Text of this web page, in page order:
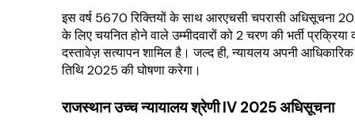
इस वर्ष 5670 रिक्तियों के साथ आरएचसी चपरासी अधिसूचना
के लिए चयनित होने वाले उम्मीदवारों को 2 चरण की भर्ती प्रक्रिया
दस्तावेज़ सत्यापन शामिल है। जल्द ही, न्यायलय अपनी
तिथि 2025 की घोषणा करेगा।
राजस्थान उच्च न्यायालय श्रेणी IV 2025 अधिसूचना